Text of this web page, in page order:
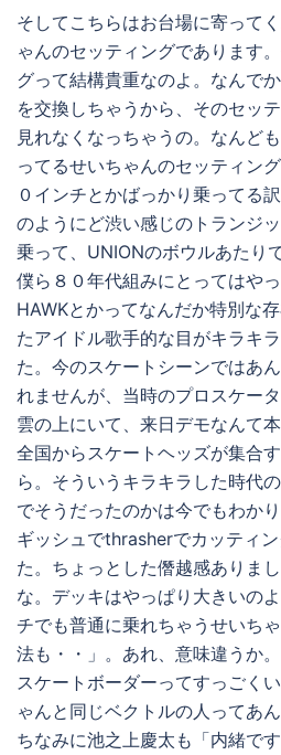
そしてこちらはお台場に寄って
ゃんのセッティングであります
グって結構貴重なのよ。なんで
を交換しちゃうから、そのセッ
見れなくなっちゃうの。なんど
ってるせいちゃんのセッティン
０インチとかばっかり乗ってる
のようにど渋い感じのトランジ
乗って、UNIONのボウルあたり
僕ら８０年代組みにとってはや
HAWKとかってなんだか特別な
たアイドル歌手的な目がキラキ
た。今のスケートシーンではあ
れませんが、当時のプロスケー
雲の上にいて、来日デモなんて
全国からスケートヘッズが集合
ら。そういうキラキラした時代
でそうだったのかは今でもわか
ギッシュでthrasherでカッティ
た。ちょっとした僭越感ありま
な。デッキはやっぱり大きいの
チでも普通に乗れちゃうせいち
法も・・」。あれ、意味違うか
スケートボーダーってすっごく
ゃんと同じベクトルの人ってあ
ちなみに池之上慶太も「内緒で